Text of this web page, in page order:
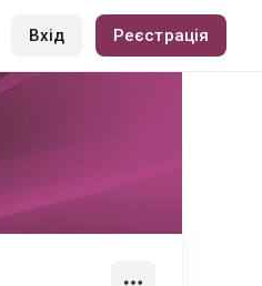
Вхід Реєстрація